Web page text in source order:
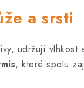
a srsti
udržují
, které spolu